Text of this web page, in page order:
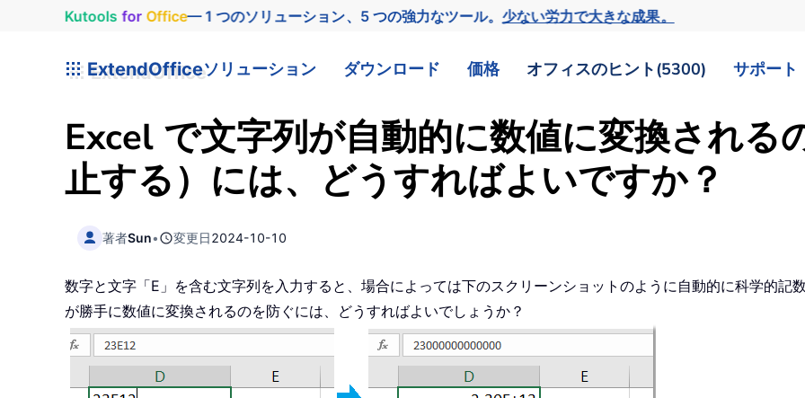
Kutools for Office— 1 つのソリューション、5 つの強力なツール。少ない労力で大きな成果。
ExtendOfficeソリューション ダウンロード 価格 オフィスのヒント(5300) サポート
Excel で文字列が自動的に数値に変換される
止する）には、どうすればよいですか？
著者Sun• 変更日2024-10-10
数字と文字「E」を含む文字列を入力すると、場合によっては下のスクリーンショットのように自動的に科学的記
が勝手に数値に変換されるのを防ぐには、どうすればよいでしょうか？